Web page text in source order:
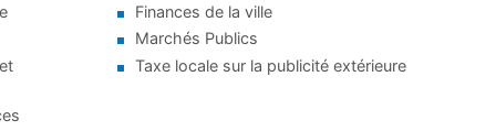
Finances de la ville
Marchés Publics
Taxe locale sur la publicité extérieure